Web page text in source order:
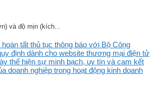
và độ mịn (kích...
tất thủ tục thông báo với Bộ Công
định dành cho website thương mại điện tử
thể hiện sự minh bạch, uy tín và cam kết
doanh nghiệp trong hoạt động kinh doanh